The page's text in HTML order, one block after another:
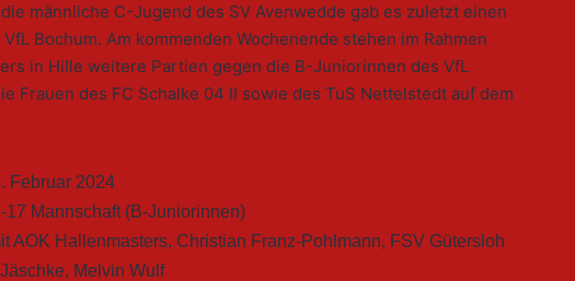
männliche C-Jugend des SV Avenwedde gab es zuletzt einen
Bochum. Am kommenden Wochenende stehen im Rahmen
in Hille weitere Partien gegen die B-Juniorinnen des VfL
Frauen des FC Schalke 04 II sowie des TuS Nettelstedt auf dem
Februar 2024
17 Mannschaft (B-Juniorinnen)
AOK Hallenmasters, Christian Franz-Pohlmann, FSV Gütersloh
, Melvin Wulf